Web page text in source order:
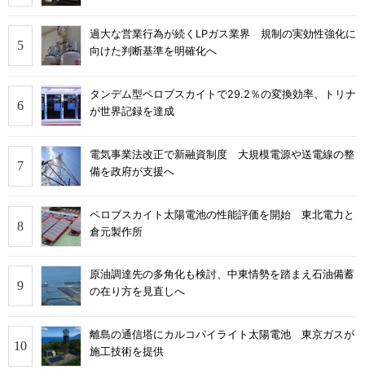
過大な営業行為が続くLPガス業界 規制の実効性強化に
向けた判断基準を明確化へ
タンデム型ペロブスカイトで29.2％の変換効率、トリナ
が世界記録を達成
電気事業法改正で新融資制度 大規模電源や送電線の整
備を政府が支援へ
ペロブスカイト太陽電池の性能評価を開始 東北電力と
倉元製作所
原油調達先の多角化も検討、中東情勢を踏まえ石油備蓄
の在り方を見直しへ
離島の通信塔にカルコパイライト太陽電池 東京ガスが
施工技術を提供